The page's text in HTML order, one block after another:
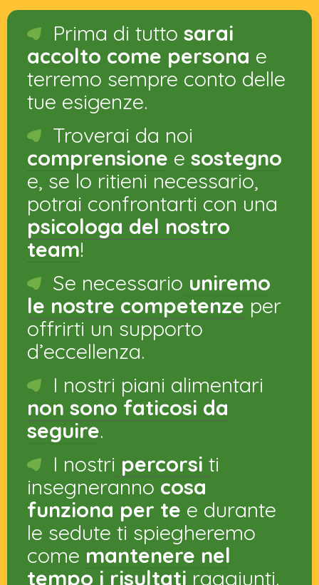
Prima di tutto sarai
accolto come persona e
terremo sempre conto delle
tue esigenze.
Troverai da noi
comprensione e sostegno
e, se lo ritieni necessario,
potrai confrontarti con una
psicologa del nostro
team!
Se necessario uniremo
le nostre competenze per
offrirti un supporto
d’eccellenza.
I nostri piani alimentari
non sono faticosi da
seguire.
I nostri percorsi ti
insegnerannocosa
funziona per te e durante
le sedute ti spiegheremo
come mantenere nel
tempo i risultatiraggiunti.